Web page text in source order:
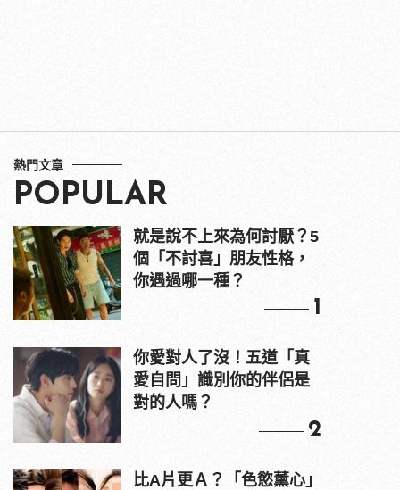
熱門文章
POPULAR
就是說不上來為何討厭？5
個「不討喜」朋友性格，
你遇過哪一種？
1
你愛對人了沒！五道「真
愛自問」識別你的伴侶是
對的人嗎？
2
比A片更Ａ？「色慾薰心」